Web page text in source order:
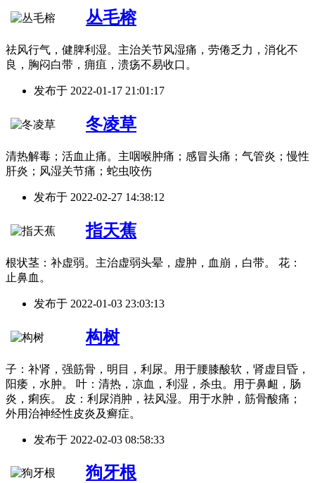
丛毛榕
祛风行气，健脾利湿。主治关节风湿痛，劳倦乏力，消化不
良，胸闷白带，痈疽，溃疡不易收口。
发布于 2022-01-17 21:01:17
冬凌草
清热解毒；活血止痛。主咽喉肿痛；感冒头痛；气管炎；慢性
肝炎；风湿关节痛；蛇虫咬伤
发布于 2022-02-27 14:38:12
指天蕉
根状茎：补虚弱。主治虚弱头晕，虚肿，血崩，白带。 花：
止鼻血。
发布于 2022-01-03 23:03:13
构树
子：补肾，强筋骨，明目，利尿。用于腰膝酸软，肾虚目昏，
阳痿，水肿。 叶：清热，凉血，利湿，杀虫。用于鼻衄，肠
炎，痢疾。 皮：利尿消肿，祛风湿。用于水肿，筋骨酸痛；
外用治神经性皮炎及癣症。
发布于 2022-02-03 08:58:33
狗牙根